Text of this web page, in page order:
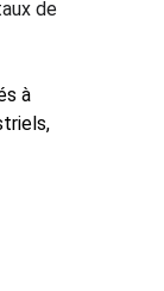
de
à